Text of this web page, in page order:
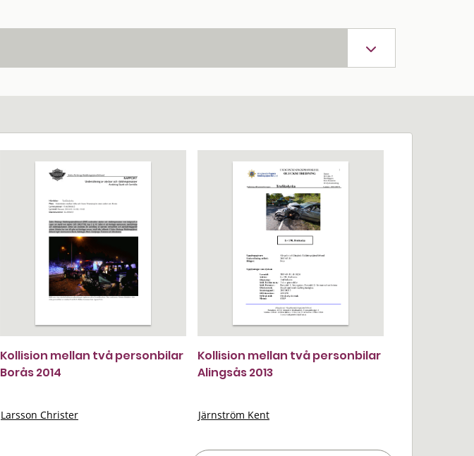
Kollision mellan två personbilar
Borås 2014
Larsson Christer
Kollision mellan två personbilar
Alingsås 2013
Järnström Kent